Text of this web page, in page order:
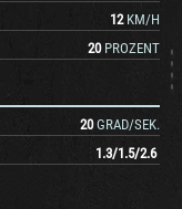
12 KM/H
20 PROZENT
20 GRAD/SEK.
1.3/1.5/2.6